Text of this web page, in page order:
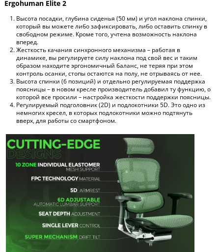
Ergohuman Elite 2
Высота посадки, глубина сиденья (50 мм) и угол наклона спинки,
который вы можете либо зафиксировать, либо оставить спинку в
свободном режиме. Кроме того, учтена возможность наклона
вперед.
Жесткость качания синхронного механизма – работая в
динамике, вы регулируете силу наклона под свой вес и таким
образом находите эргономичный баланс, не теряя при этом
контроль осанки, стопы остаются на полу, не отрываясь от нее.
Высота спинки (6 позиций) и отдельно регулируемая поддержка
поясницы – в новом кресле производитель добавил ту функцию, о
которой все просили – настройка жесткости поддержки поясницы.
Регулируемый подголовник (2D) и подлокотники 5D. Это одно из
немногих кресел, в которых подлокотники можно подтянуть
вверх, для работы со смартфоном.